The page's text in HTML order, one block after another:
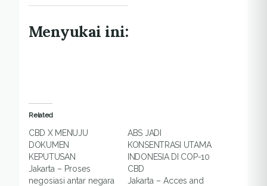
Menyukai ini:
Related
CBD X MENUJU
DOKUMEN
KEPUTUSAN
Jakarta – Proses
negosiasi antar negara
ABS JADI
KONSENTRASI UTAMA
INDONESIA DI COP-10
CBD
Jakarta – Acces and